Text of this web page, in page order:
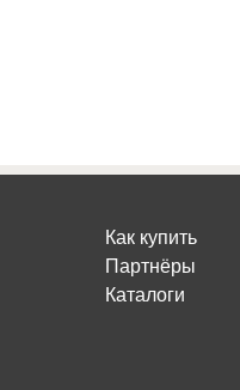
Как купить
Партнёры
Каталоги